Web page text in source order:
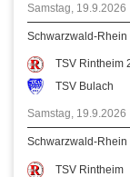
Samstag, 19.9.2026
Schwarzwald-Rhein
TSV Rintheim
TSV Bulach
Samstag, 19.9.2026
Schwarzwald-
TSV Rintheim